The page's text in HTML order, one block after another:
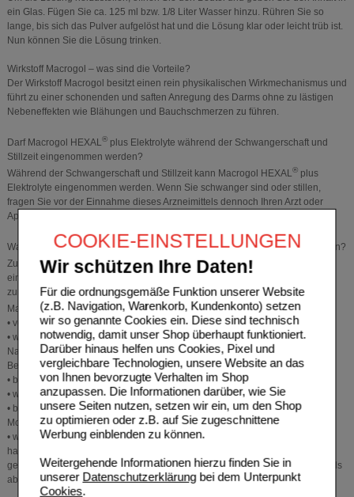
COOKIE-EINSTELLUNGEN
Wir schützen Ihre Daten!
Für die ordnungsgemäße Funktion unserer Website
(z.B. Navigation, Warenkorb, Kundenkonto) setzen
wir so genannte Cookies ein. Diese sind technisch
notwendig, damit unser Shop überhaupt funktioniert.
Darüber hinaus helfen uns Cookies, Pixel und
vergleichbare Technologien, unsere Website an das
von Ihnen bevorzugte Verhalten im Shop
anzupassen. Die Informationen darüber, wie Sie
unsere Seiten nutzen, setzen wir ein, um den Shop
zu optimieren oder z.B. auf Sie zugeschnittene
Werbung einblenden zu können.
Weitergehende Informationen hierzu finden Sie in
unserer Datenschutzerklärungbei dem Unterpunkt
Cookies.
ein Glas. Fügen Sie ca. 125 ml bzw. 1/8 Liter Wasser hinzu. Rühren Sie so
lange, bis sich das Pulver aufgelöst hat und die Lösung klar oder leicht trüb ist.
Nun können Sie die Lösung trinken.
Wirkstoff Macrogol – was sind die Vorteile?
Der Wirkstoff Macrogol besitzt einen rein physikalischen Wirkmechanismus und
führt zu einer schonenden und saften Anregung des Darms ohne zu lästigen
Nebeneffekten wie Blähungen und Bauchschmerzen zu führen.
Darf Macrogol HEXAL®plus Elektrolyte während der Schwangerschaft und
Stillzeit eingenommen werden?
Während der Schwangerschaft und Stillzeit kann Macrogol HEXAL®plus
Elektrolyte eingenommen werden. Wenn Sie schwanger sind oder stillen,
fragen Sie vor der Einnahme dieses Arzneimittels dennoch Ihren Arzt oder
Apotheker um Rat.
Was ist bei der Einnahme von Macrogol HEXAL®plus Elektrolyte zu beachten?
Zu Beginn der Anwendung von Macrogol HEXAL®plus Elektrolyte kann es
einige Tage bis zur ersten Stuhlentleerung dauern, da die Trinklösung
zunächst den gesamten Magen-Darm-Trakt passieren muss.
Macrogol HEXAL®plus Elektrolyte darf nicht eingenommen werden:
• von Kindern unter 12 Jahren.
• wenn Sie allergisch gegen Macrogol, Natriumchlorid,
Natriumhydrogencarbonat, Kaliumchlorid oder einen der sonstigen
Bestandteile dieses Arzneimittels sind.
• bei perforierter Darmwand.
• wenn bei Ihnen eine Darmblockade vorliegt (Darmverschluss, Ileus).
• bei schweren entzündlichen Darmerkrankungen wie z. B. Colitis ulcerosa,
Morbus Crohn oder toxisches Megakolon.
• wenn Sie sich schwach, atemlos, sehr durstig fühlen und Kopfschmerzen
haben, Schwierigkeiten beim Atmen haben, wenn Sie sich hinlegen oder
geschwollene Knöchel haben, brechen SIe die Einnahme dieses Arzneimittels
ab und informieren Sie sofort Ihren Arzt.